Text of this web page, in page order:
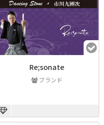
Re;sonate
ブランド